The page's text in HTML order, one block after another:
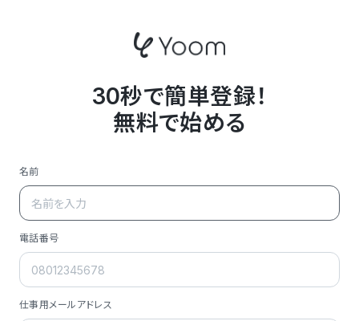
30秒で簡単登録！
無料で始める
名前
電話番号
仕事用メールアドレス